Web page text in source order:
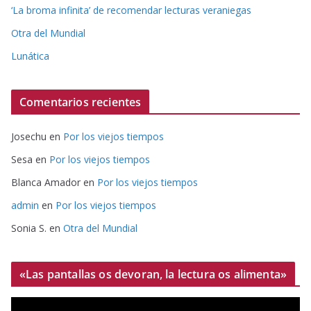
‘La broma infinita’ de recomendar lecturas veraniegas
Otra del Mundial
Lunática
Comentarios recientes
Josechu en Por los viejos tiempos
Sesa en Por los viejos tiempos
Blanca Amador en Por los viejos tiempos
admin en Por los viejos tiempos
Sonia S. en Otra del Mundial
«Las pantallas os devoran, la lectura os alimenta»